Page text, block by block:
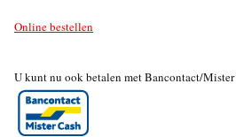
Online bestellen
U kunt nu ook betalen met Bancontact/Mister